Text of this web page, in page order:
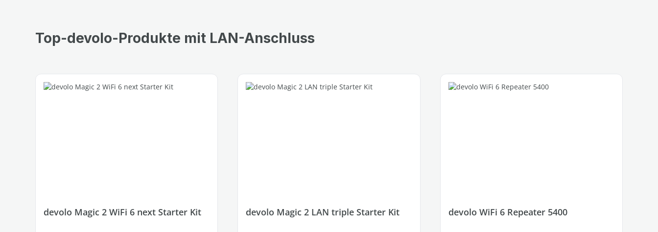
Top-devolo-Produkte mit LAN-Anschluss
devolo Magic 2 WiFi 6 next Starter Kit devolo Magic 2 LAN triple Starter Kit devolo WiFi 6 Repeater 5400